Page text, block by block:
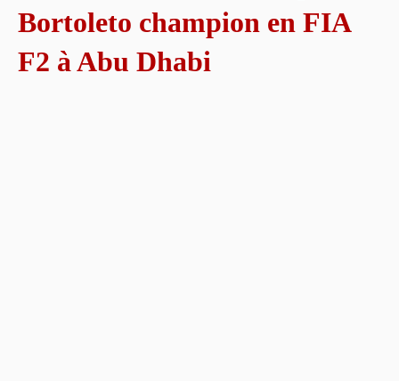
Bortoleto champion en FIA
F2 à Abu Dhabi